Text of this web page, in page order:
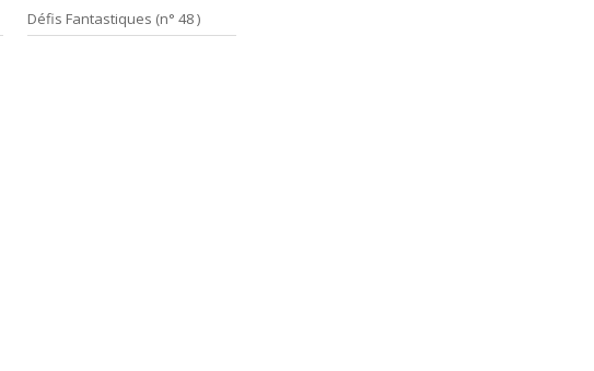
Défis Fantastiques (n° 48 )